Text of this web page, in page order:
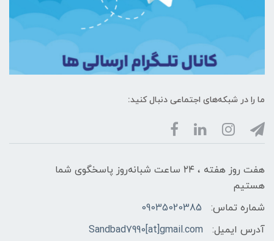
ما را در شبکه‌های اجتماعی دنبال کنید:
هفت روز هفته ، ۲۴ ساعت شبانه‌روز پاسخگوی شما
هستیم
شماره تماس:
09035020385
آدرس ایمیل:
Sandbad7990[at]gmail.com